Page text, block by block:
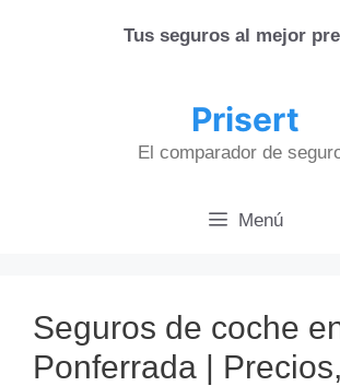
Tus seguros al mejor
Prisert
El comparador de
Menú
Seguros de coche
Ponferrada | Precios,